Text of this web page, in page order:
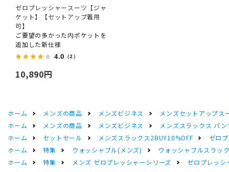
ゼロプレッシャースーツ【ジャ
ケット】【セットアップ着用
可】
ご要望の多かった内ポケットを
追加した新仕様
4.0 （2）
10,890円
ホーム メンズの商品 メンズビジネス
メンズセットアップス
ホーム
メンズの商品 メンズビジネス
メンズスラックス パン
ホーム
セットセール メンズスラックス2BUY10%OFF
ゼロ
ホーム
特集 ウォッシャブル(メンズ)
ウォッシャブルスラッ
ホーム
特集 メンズ ゼロプレッシャーシリーズ ゼロプレッシ